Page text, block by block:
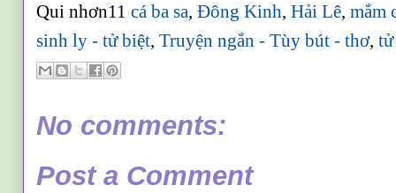
Qui nhơn11cá ba sa,Đông Kinh,Hải Lê,mắm
sinh ly - tử biệt,Truyện ngắn - Tùy bút - thơ,
No comments:
Post a Comment